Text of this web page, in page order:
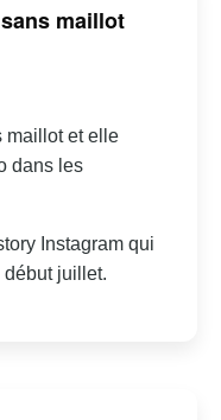
maillot
maillot et elle
dans les
Instagram qui
juillet.